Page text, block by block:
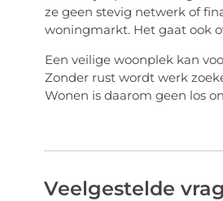
ze geen stevig netwerk of
woningmarkt. Het gaat ook
Een veilige woonplek kan
Zonder rust wordt werk
Wonen is daarom geen los
Veelgestelde